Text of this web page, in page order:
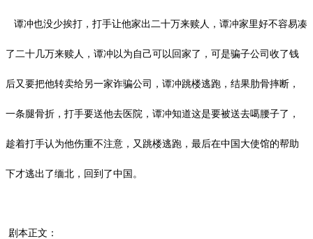
谭冲也没少挨打，打手让他家出二十万来赎人，谭冲家里好不容易凑
了二十几万来赎人，谭冲以为自己可以回家了，可是骗子公司收了钱
后又要把他转卖给另一家诈骗公司，谭冲跳楼逃跑，结果肋骨摔断，
一条腿骨折，打手要送他去医院，谭冲知道这是要被送去噶腰子了，
趁着打手认为他伤重不注意，又跳楼逃跑，最后在中国大使馆的帮助
下才逃出了缅北，回到了中国。
剧本正文：